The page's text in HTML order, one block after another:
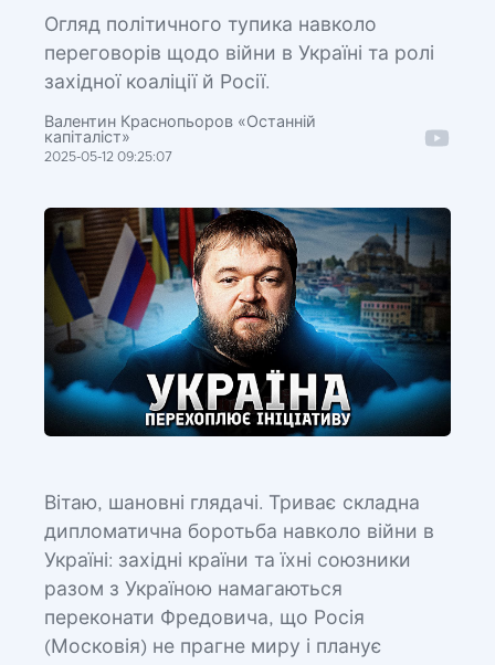
Огляд політичного тупика навколо
переговорів щодо війни в Україні та ролі
західної коаліції й Росії.
Валентин Краснопьоров «Останній
капіталіст»
2025-05-12 09:25:07
Вітаю, шановні глядачі. Триває складна
дипломатична боротьба навколо війни в
Україні: західні країни та їхні союзники
разом з Україною намагаються
переконати Фредовича, що Росія
(Московія) не прагне миру і планує